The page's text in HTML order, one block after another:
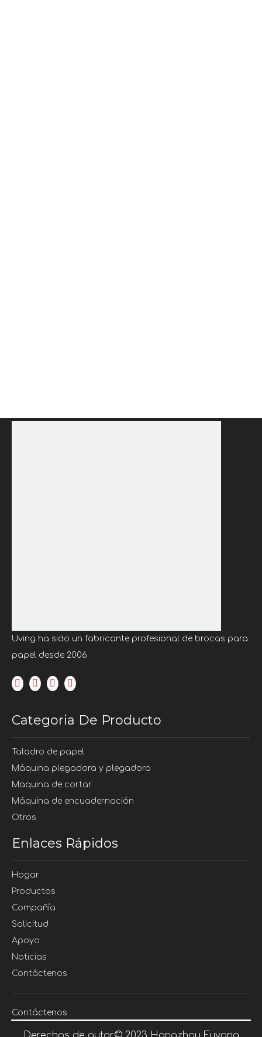
Uving ha sido un fabricante profesional de brocas para
papel desde 2006.
Categoria De Producto
Taladro de papel
Máquina plegadora y plegadora
Maquina de cortar
Máquina de encuadernación
Otros
Enlaces Rápidos
Hogar
Productos
Compañía
Solicitud
Apoyo
Noticias
Contáctenos
Contáctenos